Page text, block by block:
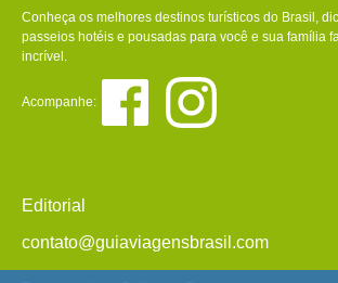
Conheça os melhores destinos turísticos do Brasil,
passeios hotéis e pousadas para você e sua família
incrível.
Acompanhe:
Editorial
contato@guiaviagensbrasil.com